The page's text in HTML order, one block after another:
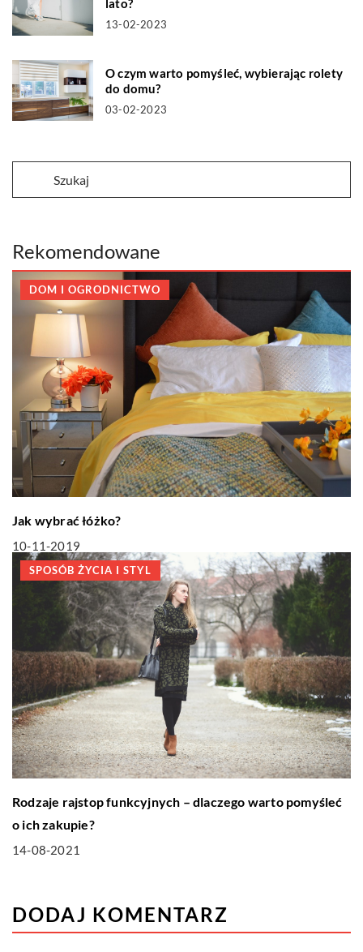
lato?
13-02-2023
O czym warto pomyśleć, wybierając rolety
do domu?
03-02-2023
Rekomendowane
DOM I OGRODNICTWO
Jak wybrać łóżko?
10-11-2019
SPOSÓB ŻYCIA I STYL
Rodzaje rajstop funkcyjnych – dlaczego warto pomyśleć
o ich zakupie?
14-08-2021
DODAJ KOMENTARZ